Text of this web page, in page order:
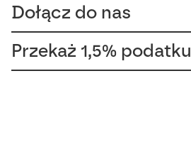
Dołącz do nas
Przekaż 1,5% podatku